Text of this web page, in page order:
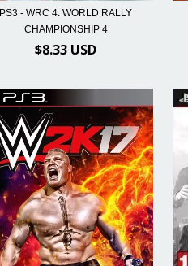
PS3 - WRC 4: WORLD RALLY
CHAMPIONSHIP 4
$8.33 USD